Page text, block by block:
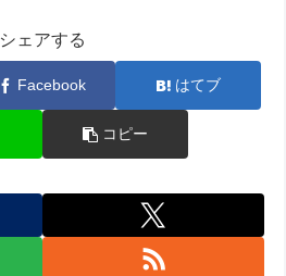
シェアする
Facebook はてブ
コピー